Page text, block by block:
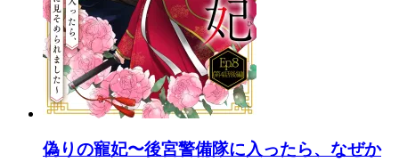
偽りの寵妃〜後宮警備隊に入ったら、なぜか